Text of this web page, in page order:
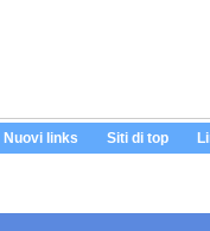
Nuovi links Siti di top